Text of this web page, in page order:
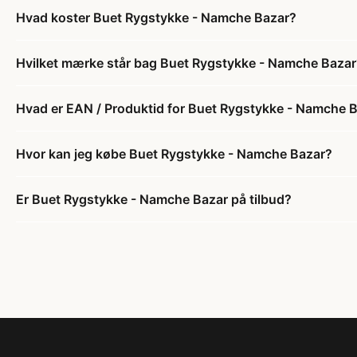
Hvad koster Buet Rygstykke - Namche Bazar?
Hvilket mærke står bag Buet Rygstykke - Namche
Hvad er EAN / Produktid for Buet Rygstykke - Namche
Hvor kan jeg købe Buet Rygstykke - Namche Bazar?
Er Buet Rygstykke - Namche Bazar på tilbud?